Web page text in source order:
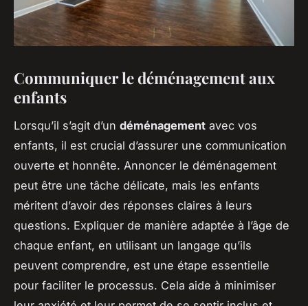
Communiquer le déménagement aux
enfants
Lorsqu’il s’agit d’un déménagement avec vos
enfants, il est crucial d’assurer une communication
ouverte et honnête. Annoncer le déménagement
peut être une tâche délicate, mais les enfants
méritent d’avoir des réponses claires à leurs
questions. Expliquer de manière adaptée à l’âge de
chaque enfant, en utilisant un langage qu’ils
peuvent comprendre, est une étape essentielle
pour faciliter le processus. Cela aide à minimiser